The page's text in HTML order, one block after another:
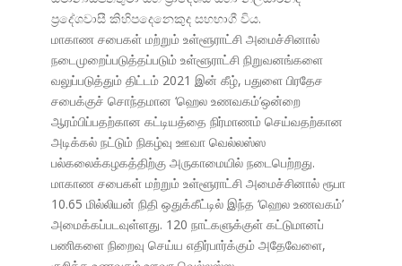
ප්රදේශවාසී කිහිපදෙනෙකුද සහභාගී විය.
மாகாண சபைகள் மற்றும் உள்ளூராட்சி அமைச்சினால்
நடைமுறைப்படுத்தப்படும் உள்ளூராட்சி நிறுவனங்களை
வலுப்படுத்தும் திட்டம் 2021 இன் கீழ், பதுளை பிரதேச
சபைக்குச் சொந்தமான ‘ஹெல உணவகம்’ஒன்றை
ஆரம்பிப்பதற்கான கட்டியத்தை நிர்மாணம் செய்வதற்கான
அடிக்கல் நட்டும் நிகழ்வு ஊவா வெல்லஸ்ஸ
பல்கலைக்கழகத்திற்கு அருகாமையில் நடைபெற்றது.
மாகாண சபைகள் மற்றும் உள்ளூராட்சி அமைச்சினால் ரூபா
10.65 மில்லியன் நிதி ஒதுக்கீட்டில் இந்த ‘ஹெல உணவகம்’
அமைக்கப்படவுள்ளது. 120 நாட்களுக்குள் கட்டுமானப்
பணிகளை நிறைவு செய்ய எதிர்பார்க்கும் அதேவேளை,